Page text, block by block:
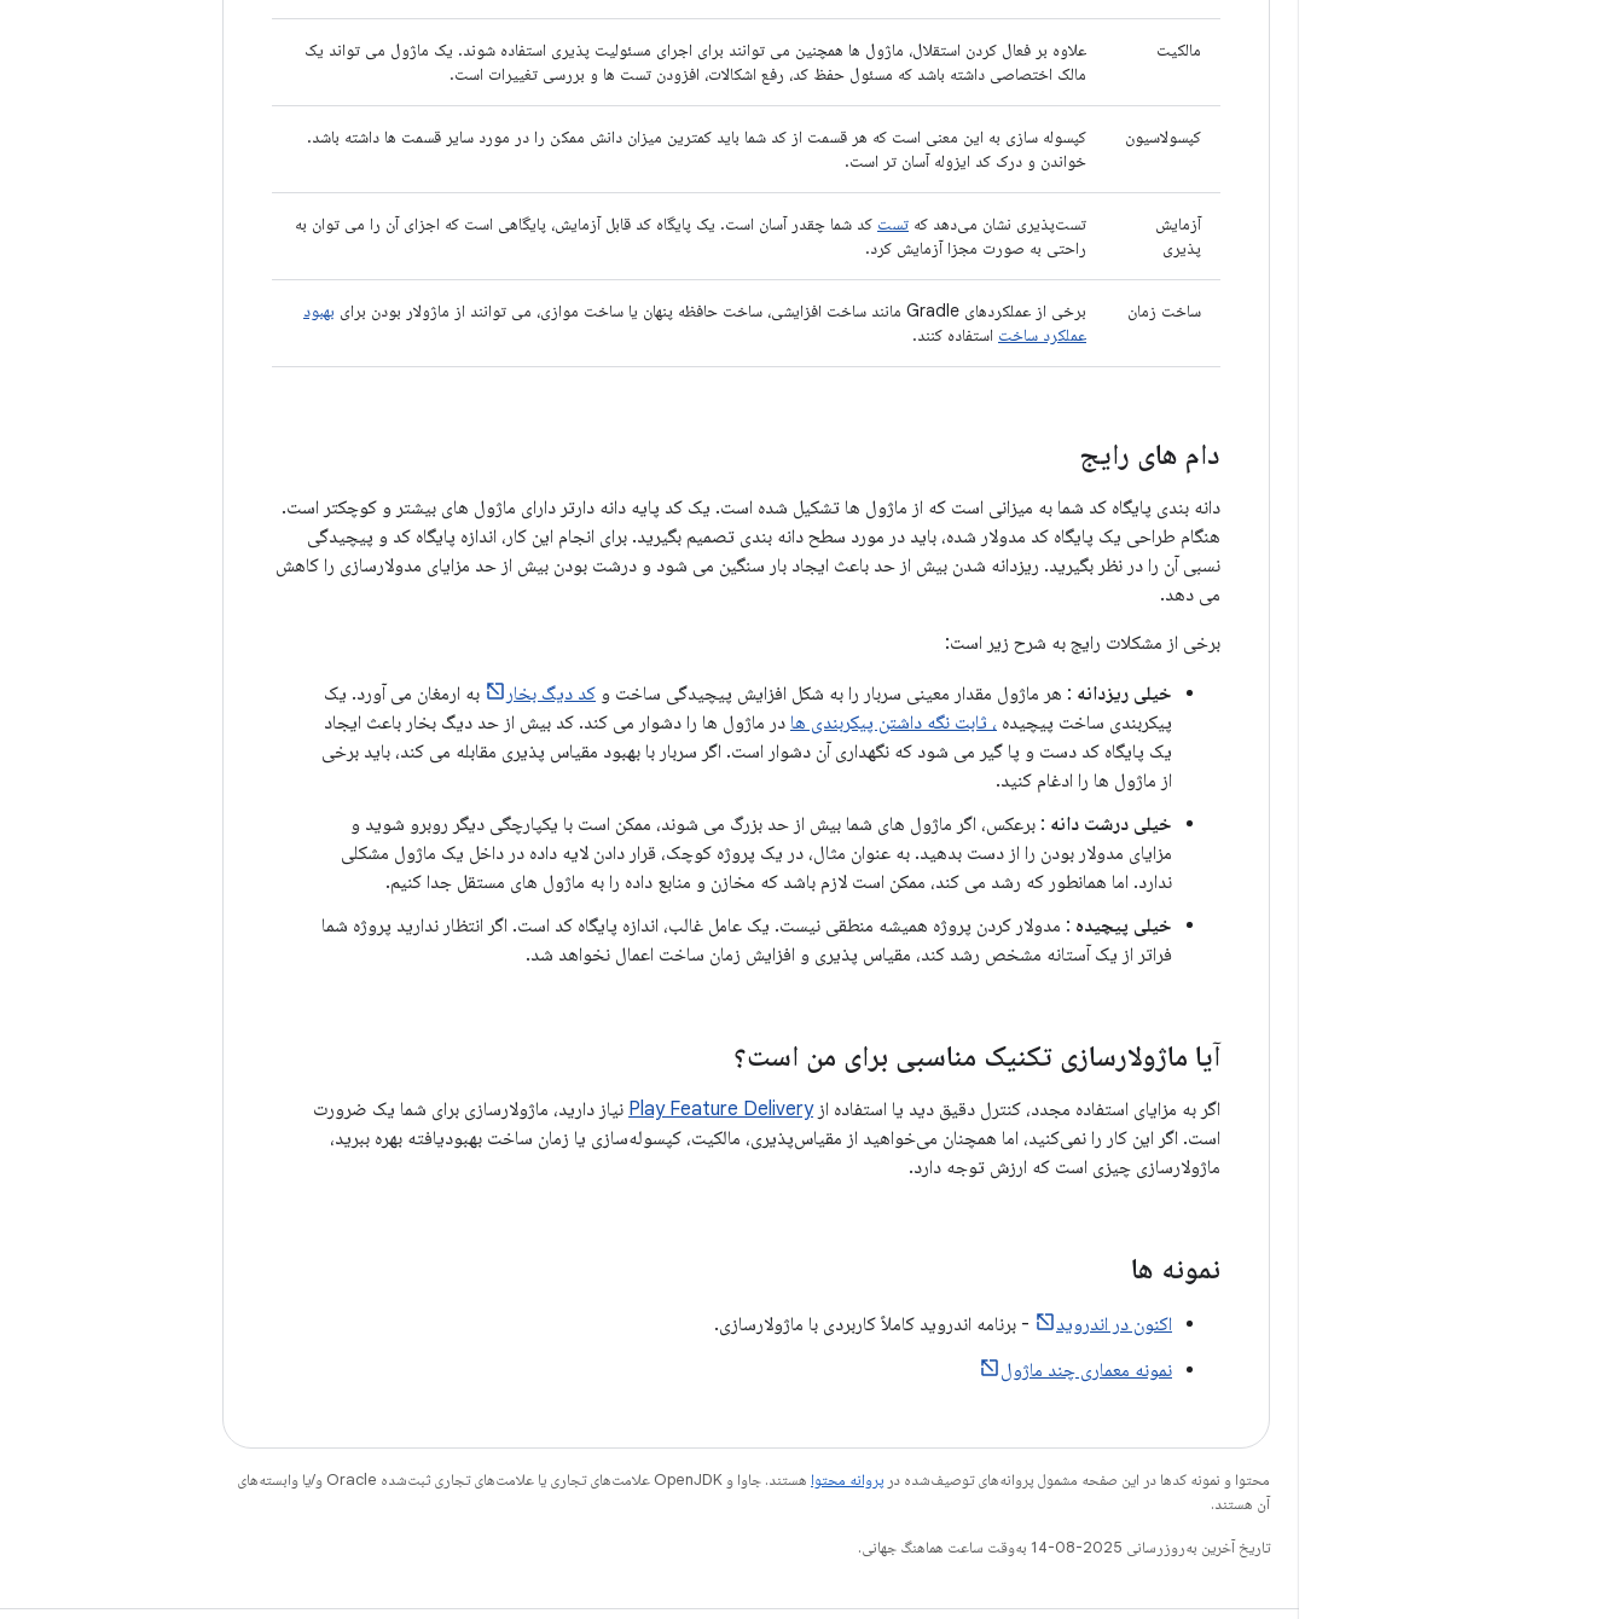
مالکیت
علاوه بر فعال کردن استقلال، ماژول ها همچنین می توانند برای اجرای مسئولیت پذیری استفاده شوند. یک ماژول می تواند یک
مالک اختصاصی داشته باشد که مسئول حفظ کد، رفع اشکالات، افزودن تست ها و بررسی تغییرات است.
کپسولاسیون
کپسوله سازی به این معنی است که هر قسمت از کد شما باید کمترین میزان دانش ممکن را در مورد سایر قسمت ها داشته باشد.
خواندن و درک کد ایزوله آسان تر است.
آزمایش
پذیری
تست‌پذیری نشان می‌دهد که تست کد شما چقدر آسان است. یک پایگاه کد قابل آزمایش، پایگاهی است که اجزای آن را می توان به
راحتی به صورت مجزا آزمایش کرد.
ساخت زمان برخی از عملکردهای Gradle مانند ساخت افزایشی، ساخت حافظه پنهان یا ساخت موازی، می توانند از ماژولار بودن برای
بهبود
عملکرد ساخت استفاده کنند.
دام های رایج
دانه بندی پایگاه کد شما به میزانی است که از ماژول ها تشکیل شده است. یک کد پایه دانه دارتر دارای ماژول های بیشتر و کوچکتر است.
هنگام طراحی یک پایگاه کد مدولار شده، باید در مورد سطح دانه بندی تصمیم بگیرید. برای انجام این کار، اندازه پایگاه کد و پیچیدگی
نسبی آن را در نظر بگیرید. ریزدانه شدن بیش از حد باعث ایجاد بار سنگین می شود و درشت بودن بیش از حد مزایای مدولارسازی را کاهش
می دهد.
برخی از مشکلات رایج به شرح زیر است:
خیلی ریزدانه : هر ماژول مقدار معینی سربار را به شکل افزایش پیچیدگی ساخت و کد دیگ بخار
به ارمغان می آورد. یک
پیکربندی ساخت پیچیده ، ثابت نگه داشتن پیکربندی ها در ماژول ها را دشوار می کند. کد بیش از حد دیگ بخار باعث ایجاد
یک پایگاه کد دست و پا گیر می شود که نگهداری آن دشوار است. اگر سربار با بهبود مقیاس پذیری مقابله می کند، باید برخی
از ماژول ها را ادغام کنید.
خیلی درشت دانه : برعکس، اگر ماژول های شما بیش از حد بزرگ می شوند، ممکن است با یکپارچگی دیگر روبرو شوید و
مزایای مدولار بودن را از دست بدهید. به عنوان مثال، در یک پروژه کوچک، قرار دادن لایه داده در داخل یک ماژول مشکلی
ندارد. اما همانطور که رشد می کند، ممکن است لازم باشد که مخازن و منابع داده را به ماژول های مستقل جدا کنیم.
خیلی پیچیده : مدولار کردن پروژه همیشه منطقی نیست. یک عامل غالب، اندازه پایگاه کد است. اگر انتظار ندارید پروژه شما
فراتر از یک آستانه مشخص رشد کند، مقیاس پذیری و افزایش زمان ساخت اعمال نخواهد شد.
آیا ماژولارسازی تکنیک مناسبی برای من است؟
اگر به مزایای استفاده مجدد، کنترل دقیق دید یا استفاده ازPlay Feature Delivery نیاز دارید، ماژولارسازی برای شما یک ضرورت
است. اگر این کار را نمی‌کنید، اما همچنان می‌خواهید از مقیاس‌پذیری، مالکیت، کپسوله‌سازی یا زمان ساخت بهبودیافته بهره ببرید،
ماژولارسازی چیزی است که ارزش توجه دارد.
نمونه ها
اکنون در اندروید
- برنامه اندروید کاملاً کاربردی با ماژولارسازی.
نمونه معماری چند ماژول
محتوا و نمونه کدها در این صفحه مشمول پروانه‌های توصیف‌شده در پروانه محتوا
هستند. جاوا و OpenJDK علامت‌های تجاری یا علامت‌های تجاری ثبت‌شده Oracle و/یا وابسته‌های
آن هستند.
تاریخ آخرین به‌روزرسانی 2025-08-14 به‌وقت ساعت هماهنگ جهانی.